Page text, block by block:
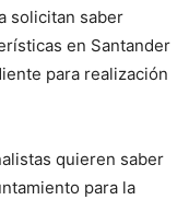
solicitan saber
en Santander
para realización
quieren saber
para la